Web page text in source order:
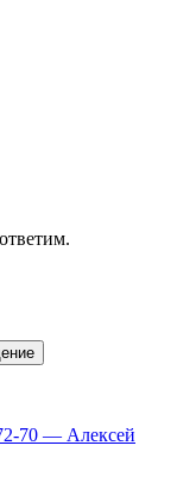
70 — Алексей